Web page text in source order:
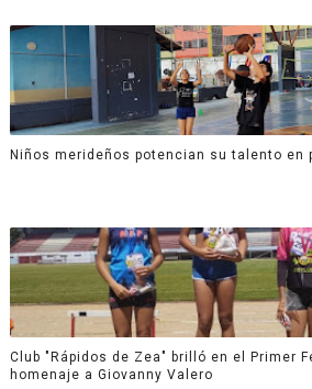
Niños merideños potencian su talento en
Club "Rápidos de Zea" brilló en el Primer
homenaje a Giovanny Valero